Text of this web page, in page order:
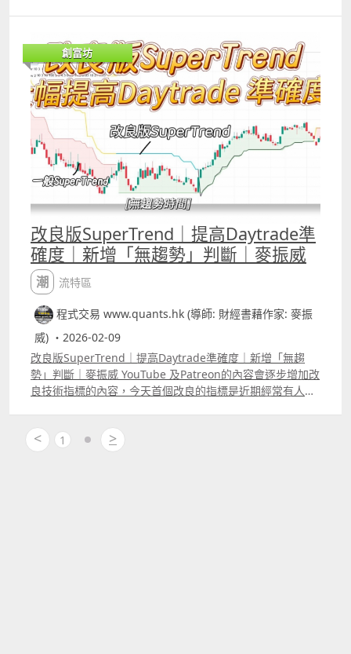
介紹的應用方法，上周daytrade 1張期指的回報大約是150
點。 另改良版SuperTrend除了可daytrade期指外，
daytrade 比特幣也同樣適合。 但筆者強調這些應用方法只
是給大家參考，今次推出一個indicator而非像過去一樣推出
完整strategy就是希望大家可以嘗試不同的應用方法，就像
大家bollingerrsquo;s band 、MACD等，每個人的應用方
法也可能會有不同。
創富坊
改良版SuperTrend｜提高Daytrade準
確度｜新增「無趨勢」判斷｜麥振威
潮流特區
程式交易 www.quants.hk (導師: 財經書藉作家: 麥振
威) ・2026-02-09
改良版SuperTrend｜提高Daytrade準確度｜新增「無趨
勢」判斷｜麥振威 YouTube 及Patreon的內容會逐步增加改
良技術指標的內容，今天首個改良的指標是近期經常有人問
MACD5,35,7等等，這種模式的改良根本效果不大，因為開
市後市場波幅在改變，而所用的參數仍然不變，那根本沒有
< 1 >